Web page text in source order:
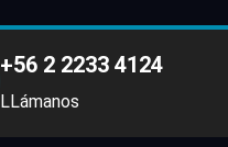
+56 2 2233 4124
LLámanos